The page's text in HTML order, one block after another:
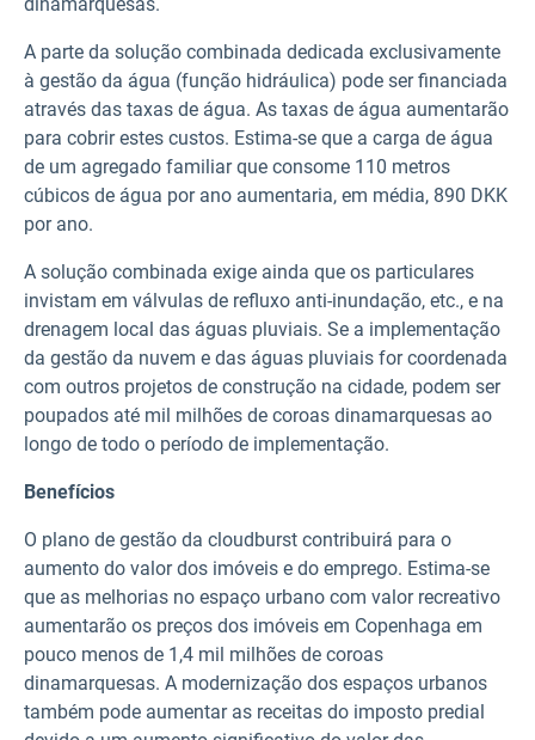
A parte da solução combinada dedicada exclusivamente
à gestão da água (função hidráulica) pode ser financiada
através das taxas de água. As taxas de água aumentarão
para cobrir estes custos. Estima-se que a carga de água
de um agregado familiar que consome 110 metros
cúbicos de água por ano aumentaria, em média, 890 DKK
por ano.
A solução combinada exige ainda que os particulares
invistam em válvulas de refluxo anti-inundação, etc., e na
drenagem local das águas pluviais. Se a implementação
da gestão da nuvem e das águas pluviais for coordenada
com outros projetos de construção na cidade, podem ser
poupados até mil milhões de coroas dinamarquesas ao
longo de todo o período de implementação.
Benefícios
O plano de gestão da cloudburst contribuirá para o
aumento do valor dos imóveis e do emprego. Estima-se
que as melhorias no espaço urbano com valor recreativo
aumentarão os preços dos imóveis em Copenhaga em
pouco menos de 1,4 mil milhões de coroas
dinamarquesas. A modernização dos espaços urbanos
também pode aumentar as receitas do imposto predial